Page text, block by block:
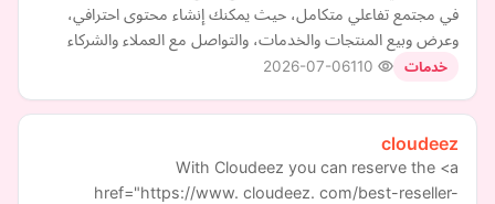
في مجتمع تفاعلي متكامل، حيث يمكنك إنشاء محتوى احترافي،
وعرض وبيع المنتجات والخدمات، والتواصل مع العملاء والشركاء
خدمات 2026-07-06
cloudeez
With Cloudeez you can reserve the <a
href="https://www. cloudeez. com/best-reseller-